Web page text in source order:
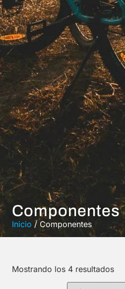
Componentes
Inicio / Componentes
Mostrando los 4 resultados